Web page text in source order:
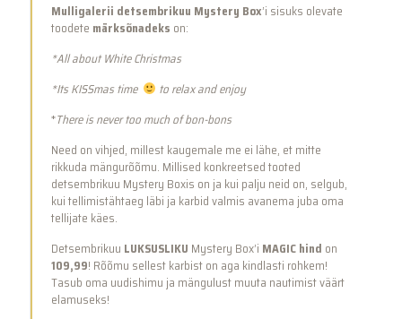
Mulligalerii detsembrikuu Mystery Box’i sisuks olevate
toodete märksõnadeks on:
*All about White Christmas
*Its KISSmas time
to relax and enjoy
*There is never too much of bon-bons
Need on vihjed, millest kaugemale me ei lähe, et mitte
rikkuda mängurõõmu. Millised konkreetsed tooted
detsembrikuu Mystery Boxis on ja kui palju neid on, selgub,
kui tellimistähtaeg läbi ja karbid valmis avanema juba oma
tellijate käes.
Detsembrikuu LUKSUSLIKU Mystery Box’i MAGIC hind on
109,99! Rõõmu sellest karbist on aga kindlasti rohkem!
Tasub oma uudishimu ja mängulust muuta nautimist väärt
elamuseks!